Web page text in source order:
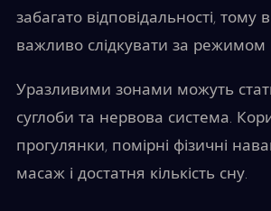
забагато відповідальності, тому
важливо слідкувати за режимом
Уразливими зонами можуть
суглоби та нервова система.
прогулянки, помірні фізичні
масаж і достатня кількість сну.